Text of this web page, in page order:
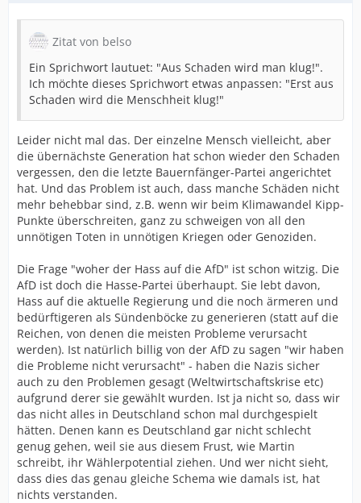
Zitat von belso
Ein Sprichwort lautuet: "Aus Schaden wird man klug!".
Ich möchte dieses Sprichwort etwas anpassen: "Erst aus
Schaden wird die Menschheit klug!"
Leider nicht mal das. Der einzelne Mensch vielleicht, aber
die übernächste Generation hat schon wieder den Schaden
vergessen, den die letzte Bauernfänger-Partei angerichtet
hat. Und das Problem ist auch, dass manche Schäden nicht
mehr behebbar sind, z.B. wenn wir beim Klimawandel Kipp-
Punkte überschreiten, ganz zu schweigen von all den
unnötigen Toten in unnötigen Kriegen oder Genoziden.
Die Frage "woher der Hass auf die AfD" ist schon witzig. Die
AfD ist doch die Hasse-Partei überhaupt. Sie lebt davon,
Hass auf die aktuelle Regierung und die noch ärmeren und
bedürftigeren als Sündenböcke zu generieren (statt auf die
Reichen, von denen die meisten Probleme verursacht
werden). Ist natürlich billig von der AfD zu sagen "wir haben
die Probleme nicht verursacht" - haben die Nazis sicher
auch zu den Problemen gesagt (Weltwirtschaftskrise etc)
aufgrund derer sie gewählt wurden. Ist ja nicht so, dass wir
das nicht alles in Deutschland schon mal durchgespielt
hätten. Denen kann es Deutschland gar nicht schlecht
genug gehen, weil sie aus diesem Frust, wie Martin
schreibt, ihr Wählerpotential ziehen. Und wer nicht sieht,
dass dies das genau gleiche Schema wie damals ist, hat
nichts verstanden.